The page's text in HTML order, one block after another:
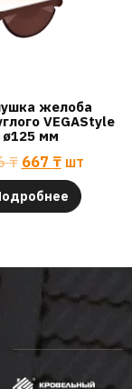
желоба
VEGAStyle
ø125 мм
₸ 667 ₸ шт